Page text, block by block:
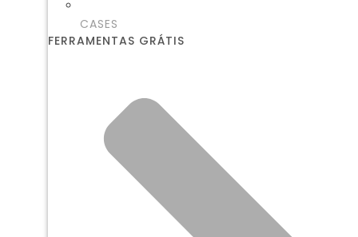
CASES
FERRAMENTAS GRÁTIS